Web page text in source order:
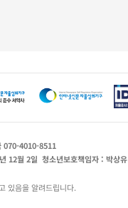
070-4010-8511
12월 2일 청소년보호책임자 : 박상유
있음을 알려드립니다.